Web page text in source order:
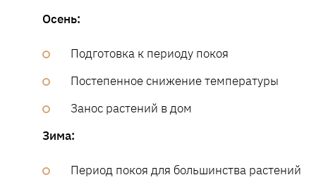
Осень:
Подготовка к периоду покоя
Постепенное снижение температуры
Занос растений в дом
Зима:
Период покоя для большинства растений